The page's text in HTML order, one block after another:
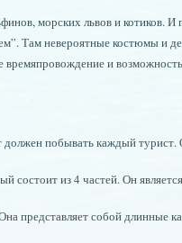
морских львов и котиков.
Там невероятные костюмы и
времяпровождение и
должен побывать каждый
из 4 частей. Он
представляет собой длинные